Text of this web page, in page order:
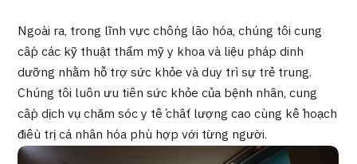
Dành cho cơ sở y tế
Công ty vận hành
Chính sách bảo vệ dữ liệu cá nhân
Hướng dẫn và chính sách của công ty
Ngoài ra, trong lĩnh vực chống lão hóa, chúng tôi cung
cấp các kỹ thuật thẩm mỹ y khoa và liệu pháp dinh
dưỡng nhằm hỗ trợ sức khỏe và duy trì sự trẻ trung.
Chúng tôi luôn ưu tiên sức khỏe của bệnh nhân, cung
cấp dịch vụ chăm sóc y tế chất lượng cao cùng kế hoạch
điều trị cá nhân hóa phù hợp với từng người.